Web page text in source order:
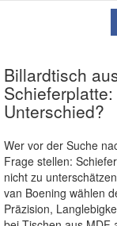
Billardtisch
Unterschied?
Wer vor der Suche
Frage stellen:
nicht zu
van Boening wählen
Präzision,